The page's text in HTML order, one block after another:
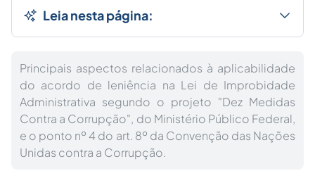
Leia nesta página:
Principais aspectos relacionados à aplicabilidade
do acordo de leniência na Lei de Improbidade
Administrativa segundo o projeto "Dez Medidas
Contra a Corrupção", do Ministério Público Federal,
e o ponto nº 4 do art. 8º da Convenção das Nações
Unidas contra a Corrupção.